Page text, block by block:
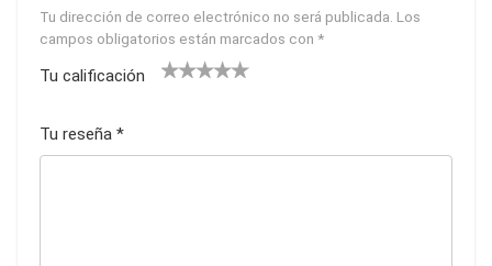
Tu dirección de correo electrónico no será publicada. Los
campos obligatorios están marcados con *
Tu calificación
Tu reseña *